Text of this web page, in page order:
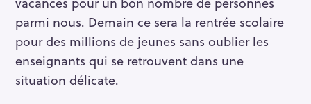
parmi nous. Demain ce sera la rentrée scolaire
pour des millions de jeunes sans oublier les
enseignants qui se retrouvent dans une
situation délicate.